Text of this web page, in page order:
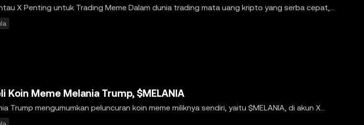
X Penting untuk Trading Meme Dalam dunia trading mata uang kripto yang serba cepat,
perhatian yang cukup besa
Koin Meme Melania Trump, $MELANIA
Trump mengumumkan peluncuran koin meme miliknya sendiri, yaitu $MELANIA, di akun X
19 Januari 2025. Debut $ME